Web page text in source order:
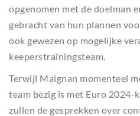
opgenomen met de doelman
gebracht van hun plannen
ook gewezen op mogelijke
keeperstrainingsteam.
Terwijl Maignan momenteel
team bezig is met Euro
zullen de gesprekken over